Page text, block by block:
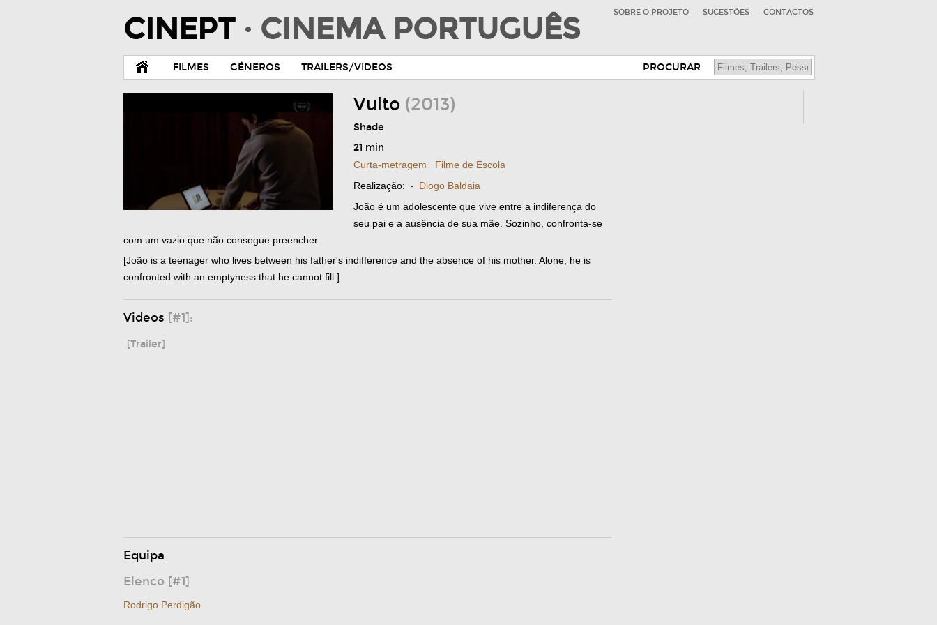
CINEPT · CINEMA PORTUGUÊS SOBRE O PROJETO SUGESTÕES CONTACTOS
FILMES GÉNEROS TRAILERS/VIDEOS PROCURAR
Vulto (2013)
Shade
21 min
Curta-metragem
Filme de Escola
Realização: · Diogo Baldaia
João é um adolescente que vive entre a indiferença do
seu pai e a ausência de sua mãe. Sozinho, confronta-se
com um vazio que não consegue preencher.
[João is a teenager who lives between his father's indifference and the absence of his mother. Alone, he is
confronted with an emptyness that he cannot fill.]
Videos [#1]:
[Trailer]
Equipa
Elenco [#1]
Rodrigo Perdigão